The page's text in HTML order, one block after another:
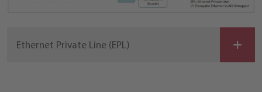
Ethernet Private Line (EPL)